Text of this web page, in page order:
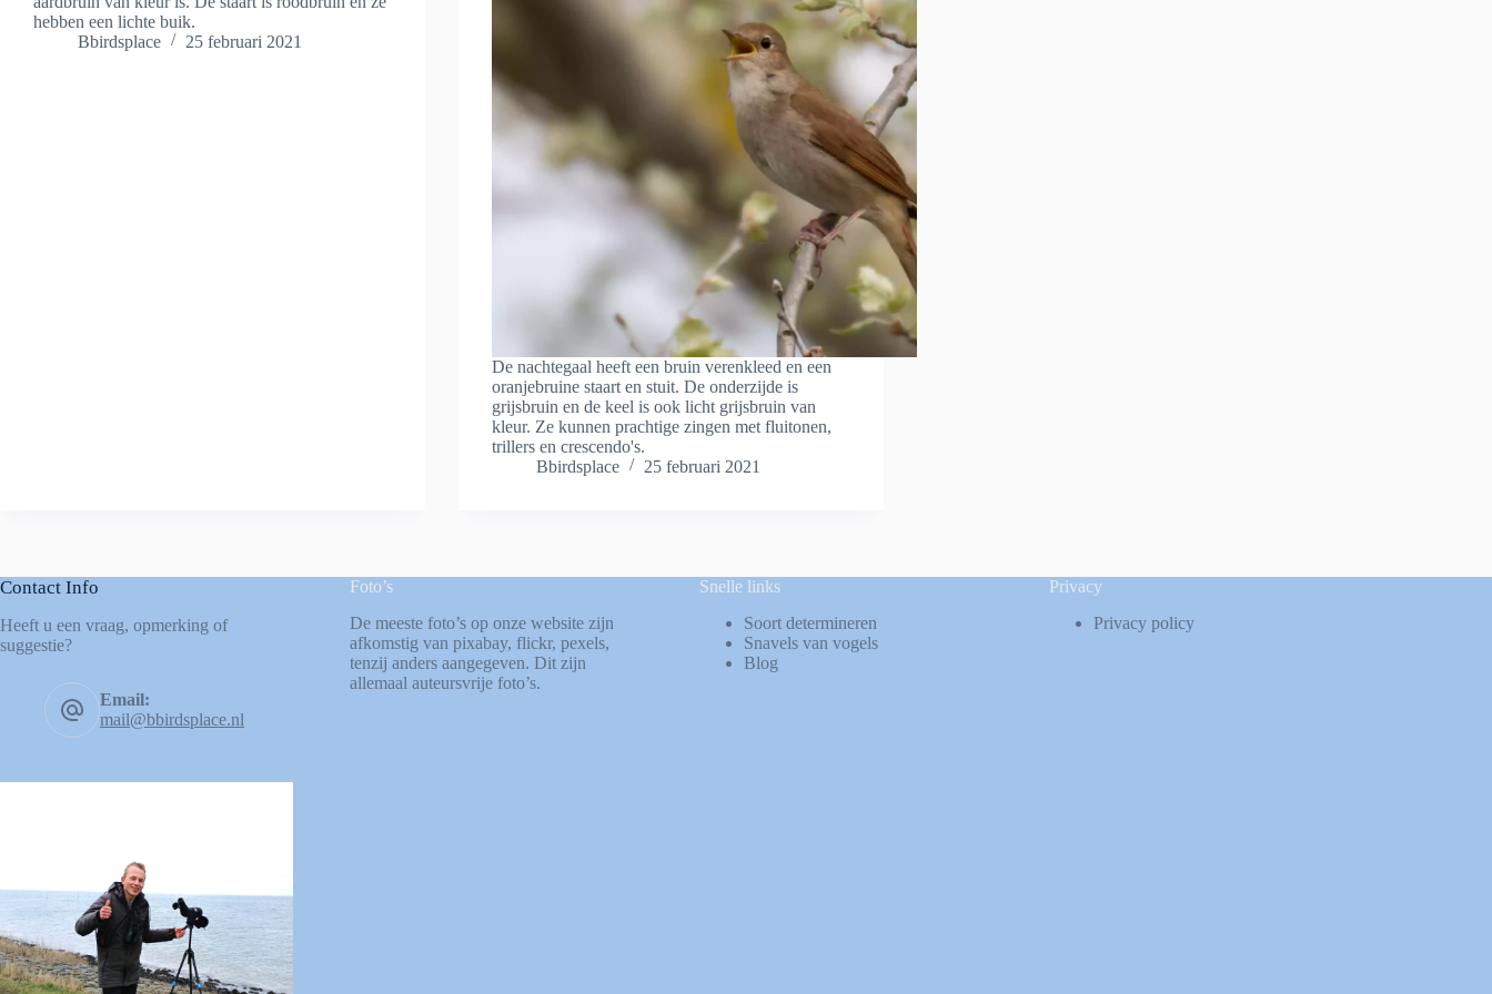
hebben een lichte buik.
Bbirdsplace
25 februari 2021
De nachtegaal heeft een bruin verenkleed en een
oranjebruine staart en stuit. De onderzijde is
grijsbruin en de keel is ook licht grijsbruin van
kleur. Ze kunnen prachtige zingen met fluitonen,
trillers en crescendo's.
Bbirdsplace
25 februari 2021
Contact Info
Heeft u een vraag, opmerking of
suggestie?
Email:
mail@bbirdsplace.nl
Foto’s
De meeste foto’s op onze website zijn
afkomstig van pixabay, flickr, pexels,
tenzij anders aangegeven. Dit zijn
allemaal auteursvrije foto’s.
Snelle links
Soort determineren
Snavels van vogels
Blog
Privacy
Privacy policy